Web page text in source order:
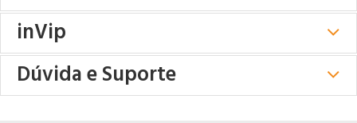
inVip
Dúvida e Suporte